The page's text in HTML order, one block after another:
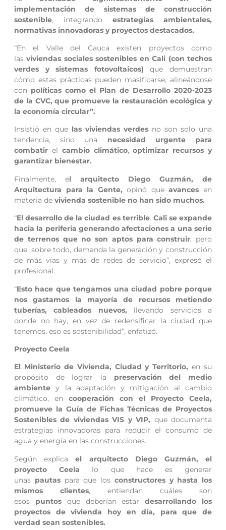
implementación de sistemas de construcción
sostenible, integrando estrategias ambientales,
normativas innovadoras y proyectos destacados.
“En el Valle del Cauca existen proyectos como
lasviviendas sociales sostenibles en Cali (con techos
verdes y sistemas fotovoltaicos)que demuestran
cómo estas prácticas pueden masificarse, alineándose
con políticas como el Plan de Desarrollo 2020-2023
de la CVC, que promueve la restauración ecológica y
la economía circular”.
Insistió en que las viviendas verdes no son solo una
tendencia, sino una necesidad urgente para
combatir el cambio climático,optimizar recursos y
garantizar bienestar.
Finalmente, el arquitecto Diego Guzmán, de
Arquitectura para la Gente,opinó queavancesen
materia de vivienda sostenible no han sido muchos.
“El desarrollo de la ciudad es terrible. Cali se expande
hacia la periferia generando afectaciones a una serie
de terrenos que no son aptos para construir, pero
que, sobre todo, demanda la generación y construcción
de más vías y más de redes de servicio”, expresó el
profesional.
“Esto hace que tengamos una ciudad pobre porque
nos gastamos la mayoría de recursos metiendo
tuberías, cableados nuevos, llevando servicios a
donde no hay, en vez de redensificar la ciudad que
tenemos, eso es sostenibilidad”, enfatizó.
Proyecto Ceela
El Ministerio de Vivienda, Ciudad y Territorio, en su
propósito de lograr la preservación del medio
ambientey la adaptación y mitigación al cambio
climático, en cooperación con el Proyecto Ceela,
promueve la Guía de Fichas Técnicas de Proyectos
Sostenibles de viviendas VIS y VIP, que documenta
estrategias innovadoras para reducir el consumo de
agua y energía en las construcciones.
Según explica el arquitecto Diego Guzmán, el
proyecto Ceela lo que hace es generar
unas pautaspara que los constructores y hasta los
mismos clientes, entiendan cuáles son
esos puntosque deberían estar desarrollando los
proyectos de vivienda hoy en día, para que de
verdad sean sostenibles.